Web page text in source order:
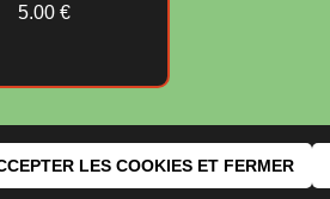
5.00 €
Liste des allergènes
LES COOKIES ET FERMER